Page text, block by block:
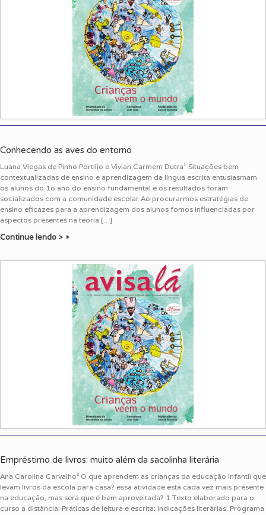
Conhecendo as aves do entorno
Luana Viegas de Pinho Portilio e Vivian Carmem Dutra¹ Situações bem
contextualizadas de ensino e aprendizagem da língua escrita entusiasmam
os alunos do 1o ano do ensino fundamental e os resultados foram
socializados com a comunidade escolar Ao procurarmos estratégias de
ensino eficazes para a aprendizagem dos alunos fomos influenciadas por
aspectos presentes na teoria […]
Continue lendo >
Empréstimo de livros: muito além da sacolinha literária
Ana Carolina Carvalho² O que aprendem as crianças da educação infantil que
levam livros da escola para casa? essa atividade está cada vez mais presente
na educação, mas será que é bem aproveitada? 1 Texto elaborado para o
curso a distância: Práticas de leitura e escrita: indicações literárias. Programa